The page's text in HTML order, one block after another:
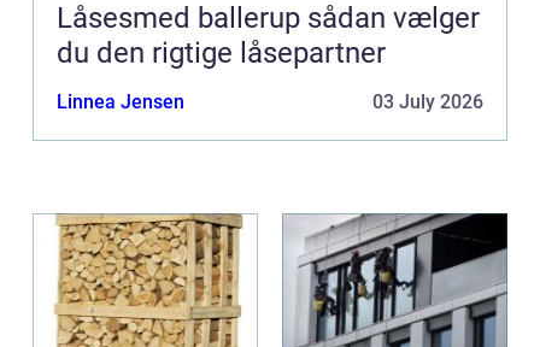
Låsesmed ballerup sådan vælger
du den rigtige låsepartner
Linnea Jensen 03 July 2026